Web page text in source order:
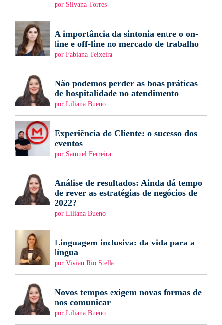
por Silvana Torres
A importância da sintonia entre o on-
line e off-line no mercado de trabalho
por Fabiana Teixeira
Não podemos perder as boas práticas
de hospitalidade no atendimento
por Liliana Bueno
Experiência do Cliente: o sucesso dos
eventos
por Samuel Ferreira
Análise de resultados: Ainda dá tempo
de rever as estratégias de negócios de
2022?
por Liliana Bueno
Linguagem inclusiva: da vida para a
língua
por Vivian Rio Stella
Novos tempos exigem novas formas de
nos comunicar
por Liliana Bueno